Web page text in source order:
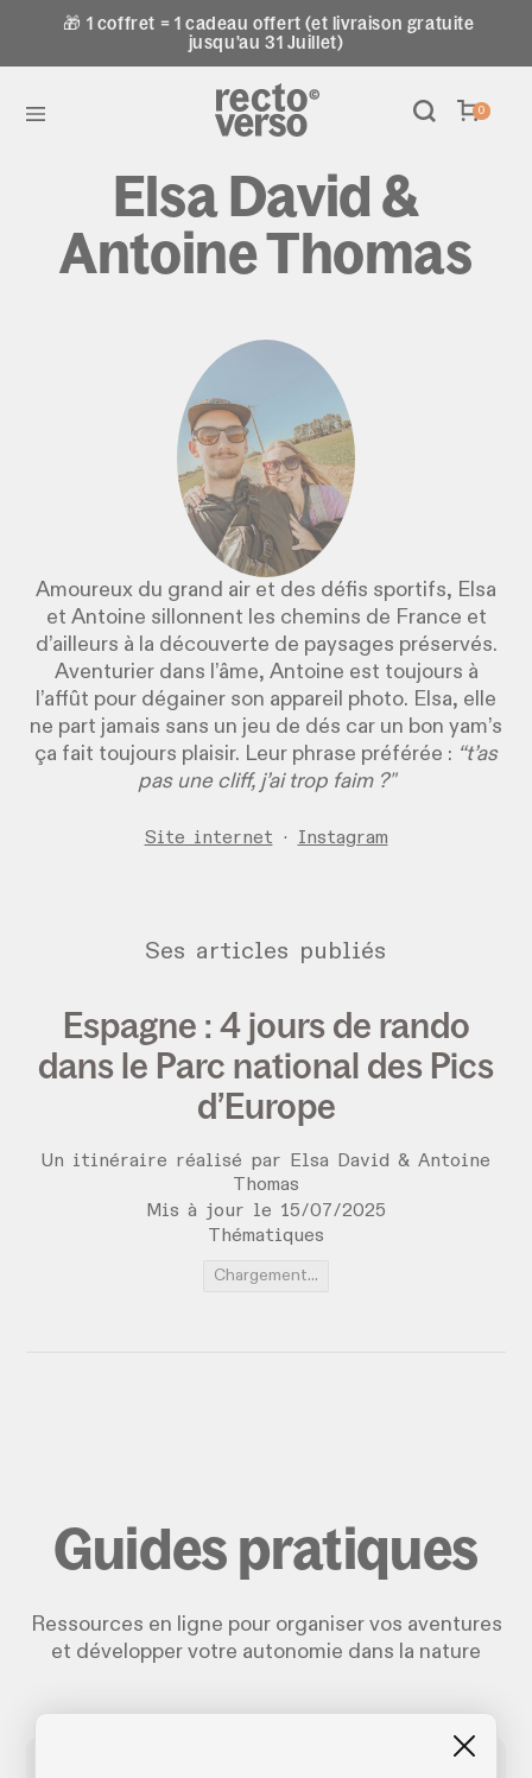
🎁 1 coffret = 1 cadeau offert (et livraison gratuite
jusqu'au 31 Juillet)
0
Elsa David &
Antoine Thomas
Amoureux du grand air et des défis sportifs, Elsa
et Antoine sillonnent les chemins de France et
d’ailleurs à la découverte de paysages préservés.
Aventurier dans l’âme, Antoine est toujours à
l’affût pour dégainer son appareil photo. Elsa, elle
ne part jamais sans un jeu de dés car un bon yam’s
ça fait toujours plaisir. Leur phrase préférée : “t’as
pas une cliff, j’ai trop faim ?"
Site internet · Instagram
Ses articles publiés
Espagne : 4 jours de rando
dans le Parc national des Pics
d’Europe
Un itinéraire réalisé par Elsa David & Antoine
Thomas
Mis à jour le 15/07/2025
Thématiques
Chargement...
Guides pratiques
Ressources en ligne pour organiser vos aventures
et développer votre autonomie dans la nature